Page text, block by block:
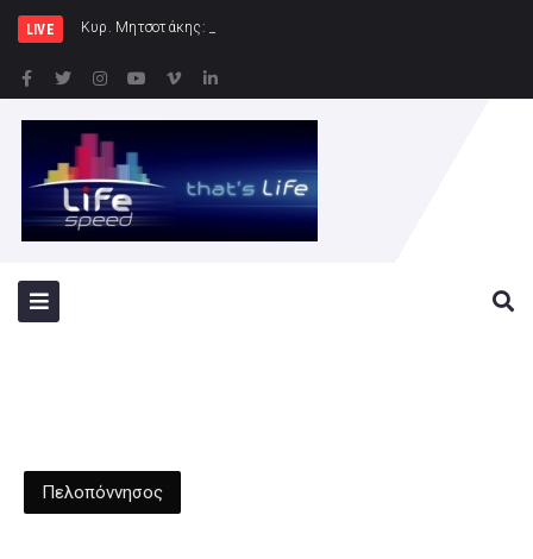
LIVE Κυρ. Μητσοτάκης: Η χώρα δεν μπορεί να εί
Πελοπόννησος